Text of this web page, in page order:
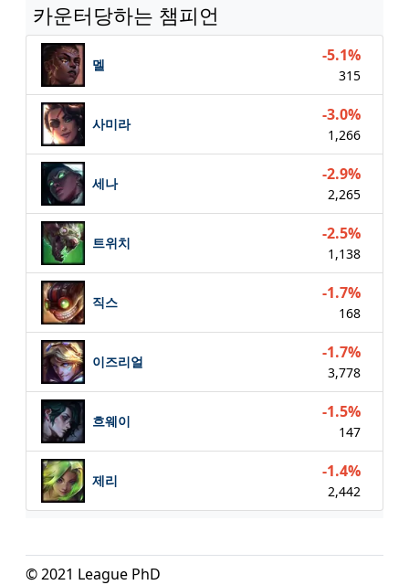
카운터당하는 챔피언
멜 -5.1%
315
사미라 -3.0%
1,266
세나 -2.9%
2,265
트위치 -2.5%
1,138
직스 -1.7%
168
이즈리얼 -1.7%
3,778
흐웨이 -1.5%
147
제리 -1.4%
2,442
© 2021 League PhD